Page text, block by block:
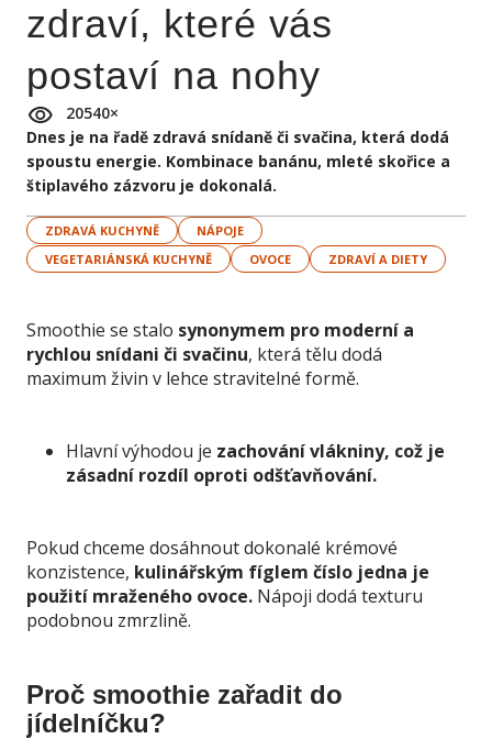
zdraví, které vás
postaví na nohy
20540×
Dnes je na řadě zdravá snídaně či svačina, která dodá
spoustu energie. Kombinace banánu, mleté skořice a
štiplavého zázvoru je dokonalá.
ZDRAVÁ KUCHYNĚ
NÁPOJE
VEGETARIÁNSKÁ KUCHYNĚ
OVOCE ZDRAVÍ A DIETY
Smoothie se stalo synonymem pro moderní a
rychlou snídani či svačinu, která tělu dodá
maximum živin v lehce stravitelné formě.
Hlavní výhodou je zachování vlákniny, což je
zásadní rozdíl oproti odšťavňování.
Pokud chceme dosáhnout dokonalé krémové
konzistence, kulinářským fíglem číslo jedna je
použití mraženého ovoce. Nápoji dodá texturu
podobnou zmrzlině.
Proč smoothie zařadit do
jídelníčku?